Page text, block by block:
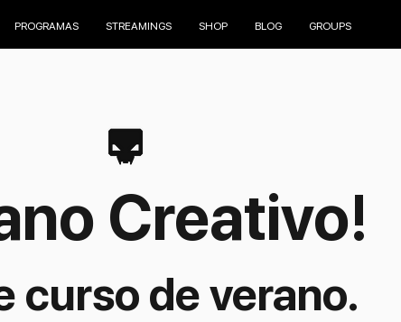
PROGRAMAS STREAMINGS SHOP BLOG GROUPS
Creativo!
curso de verano.